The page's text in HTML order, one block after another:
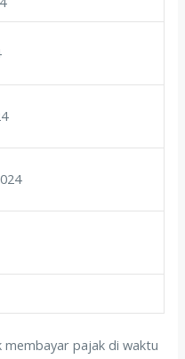
membayar pajak di waktu